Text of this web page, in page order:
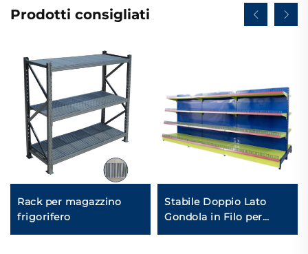
Prodotti consigliati
Rack per magazzino
frigorifero
Stabile Doppio Lato
Gondola in Filo per
Scaffali di Magazzino